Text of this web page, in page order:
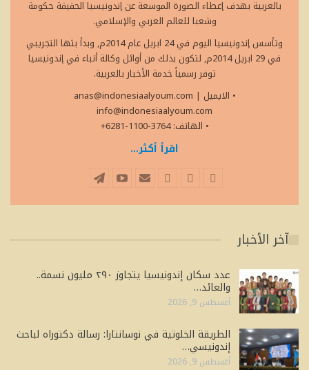
بالعربية بهدف إعطاء الصورة الموسعة عن إندونيسيا الحقيقة حكومة
وشعبا للعالم العربي والإسلامي.
وتأسس إندونيسيا اليوم في 24 ابريل عام 2014م, وبدأ بثها التجريبي
في 29 ابريل 2014م, لتكون بذلك من أوائل وكالة أنباء في إندونيسيا
توفر رسمياً خدمة الأخبار بالعربية.
• الايميل
anas@indonesiaalyoum.com |
info@indonesiaalyoum.com
• الهاتف: 3764-1100-6281+
اقرأ أكثر...
آخر الأخبار
عدد سكان إندونيسيا يتجاوز ٢٩٠ مليون نسمة..
والعائد…
أغسطس 9, 2026
الطريقة الخلوتية في نوسانتارا: رسالة دكتوراه لباحث
إندونيسي…
أغسطس 9, 2026